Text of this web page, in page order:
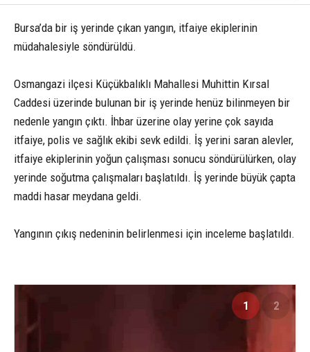
Bursa’da bir iş yerinde çıkan yangın, itfaiye ekiplerinin
müdahalesiyle söndürüldü.
Osmangazi ilçesi Küçükbalıklı Mahallesi Muhittin Kırsal
Caddesi üzerinde bulunan bir iş yerinde henüz bilinmeyen bir
nedenle yangın çıktı. İhbar üzerine olay yerine çok sayıda
itfaiye, polis ve sağlık ekibi sevk edildi. İş yerini saran alevler,
itfaiye ekiplerinin yoğun çalışması sonucu söndürülürken, olay
yerinde soğutma çalışmaları başlatıldı. İş yerinde büyük çapta
maddi hasar meydana geldi.
Yangının çıkış nedeninin belirlenmesi için inceleme başlatıldı.
1 2